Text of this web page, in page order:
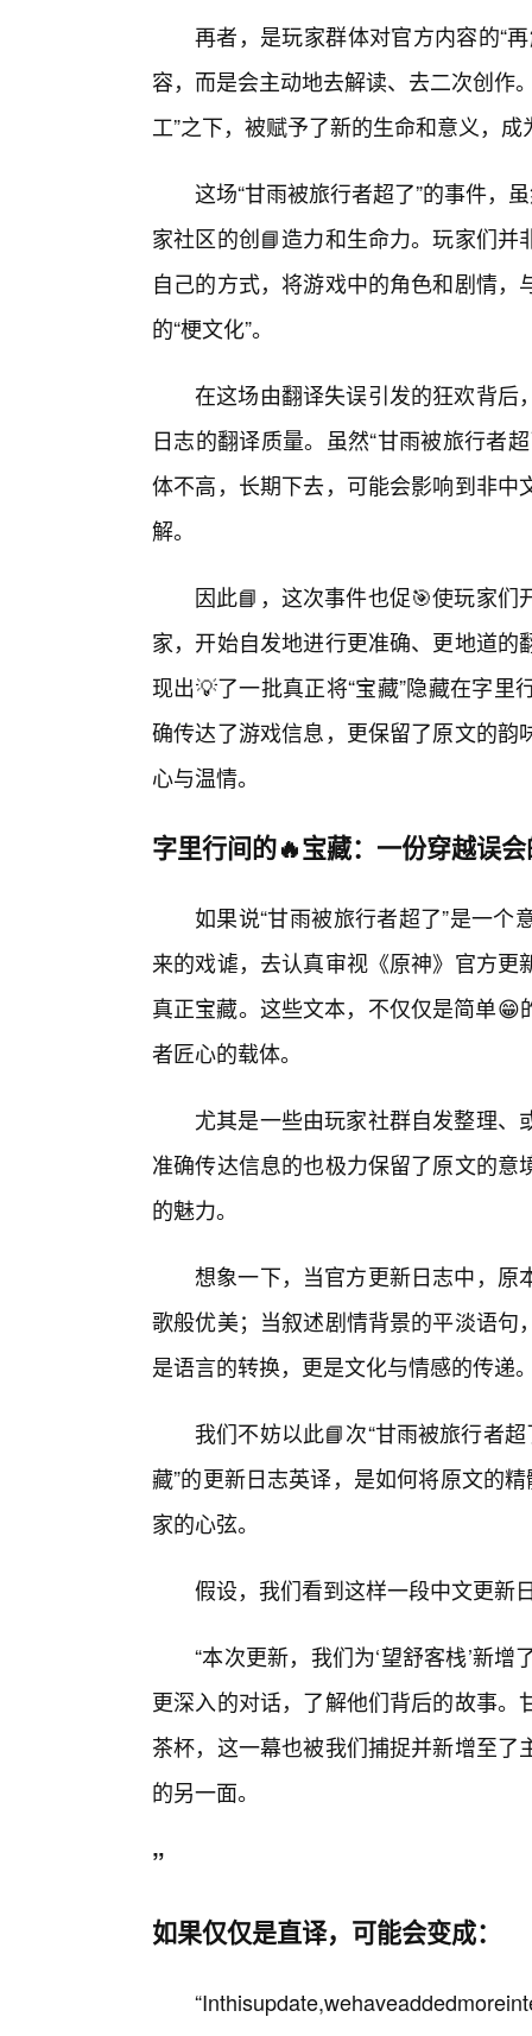
再者，是玩家群体对官方内容的“
容，而是会主动地去解读、去二次创作
工”之下，被赋予了新的生命和意义，
这场“甘雨被旅行者超了”的事件，
家社区的创📘造力和生命力。玩家们
自己的方式，将游戏中的角色和剧情
的“梗文化”。
在这场由翻译失误引发的狂欢背
日志的翻译质量。虽然“甘雨被旅行者
体不高，长期下去，可能会影响到非
解。
因此📘，这次事件也促🎯使玩家
家，开始自发地进行更准确、更地道
现出💡了一批真正将“宝藏”隐藏在字
确传达了游戏信息，更保留了原文的
心与温情。
字里行间的🔥宝藏：一份穿越误
如果说“甘雨被旅行者超了”是一
来的戏谑，去认真审视《原神》官方
真正宝藏。这些文本，不仅仅是简单
者匠心的载体。
尤其是一些由玩家社群自发整理
准确传达信息的也极力保留了原文的
的魅力。
想象一下，当官方更新日志中，原
歌般优美；当叙述剧情背景的平淡语
是语言的转换，更是文化与情感的传递
我们不妨以此📘次“甘雨被旅行者
藏”的更新日志英译，是如何将原文的
家的心弦。
假设，我们看到这样一段中文更新
“本次更新，我们为‘望舒客栈’新
更深入的对话，了解他们背后的故事
茶杯，这一幕也被我们捕捉并新增至
的另一面。
”
如果仅仅是直译，可能会变成：